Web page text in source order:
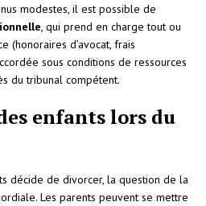
modestes, il est possible de
, qui prend en charge tout ou
(honoraires d’avocat, frais
sous conditions de ressources
du tribunal compétent.
enfants lors du
décide de divorcer, la question de la
Les parents peuvent se mettre